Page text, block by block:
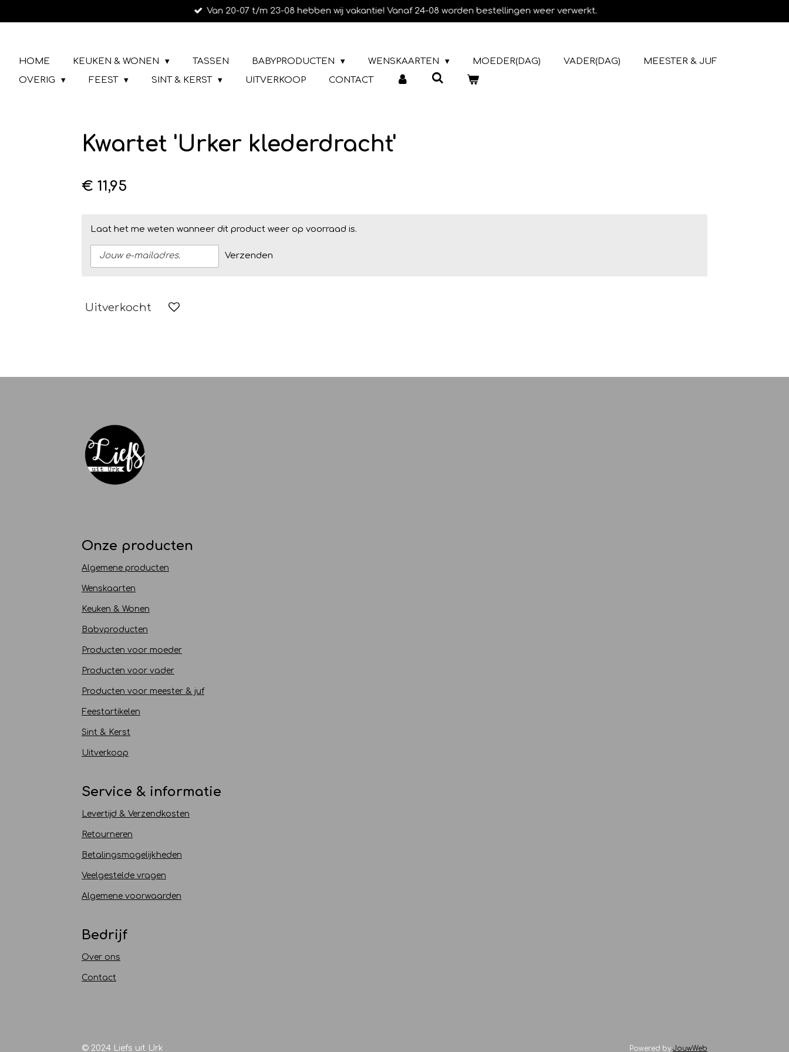
direct
hoofdinhoud
Van 20-07 t/m 23-08 hebben wij vakantie! Vanaf 24-08 worden bestellingen weer verwerkt.
HOME KEUKEN & WONEN TASSEN BABYPRODUCTEN WENSKAARTEN MOEDER(DAG) VADER(DAG)
MEESTER & JUF
OVERIG
FEEST SINT & KERST UITVERKOOP CONTACT
Kwartet 'Urker klederdracht'
€ 11,95
Laat het me weten wanneer dit product weer op voorraad is.
Verzenden
Uitverkocht
Onze producten
Algemene producten
Wenskaarten
Keuken & Wonen
Babyproducten
Producten voor moeder
Producten voor vader
Producten voor meester & juf
Feestartikelen
Sint & Kerst
Uitverkoop
Service & informatie
Levertijd & Verzendkosten
Retourneren
Betalingsmogelijkheden
Veelgestelde vragen
Algemene voorwaarden
Bedrijf
Over ons
Contact
© 2024 Liefs uit Urk Powered by JouwWeb